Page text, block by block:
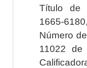
Título de
1665-
Número
11022